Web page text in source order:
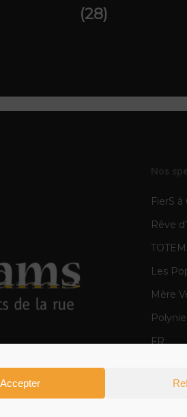
Accepter
(28)
Nos
FierS à
Rêve
Les
Mère
FR